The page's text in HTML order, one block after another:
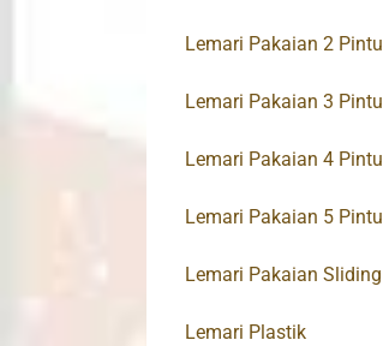
Lemari Pakaian 2 Pintu
Lemari Pakaian 3 Pintu
Lemari Pakaian 4 Pintu
Lemari Pakaian 5 Pintu
Lemari Pakaian Sliding
Lemari Plastik